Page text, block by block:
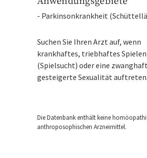
- Parkinsonkrankheit
Suchen Sie Ihren Arzt auf, wenn
krankhaftes, triebhaftes Spielen
(Spielsucht) oder eine
gesteigerte Sexualität auftreten.
Die Datenbank enthält keine
anthroposophischen Arzneimittel.